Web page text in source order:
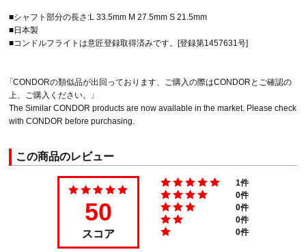
■シャフト部分の長さ:L 33.5mm M 27.5mm S 21.5mm
■日本製
■コンドルフライトは意匠登録取得済みです。[登録第1457631号]
「CONDORの類似品が出回っております、ご購入の際はCONDORとご確認の
上、ご購入ください。」
The Similar CONDOR products are now available in the market. Please check
with CONDOR before purchasing.
この商品のレビュー
50
スコア
1件
0件
0件
0件
0件